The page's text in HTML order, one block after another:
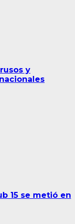
y
15 se metió en